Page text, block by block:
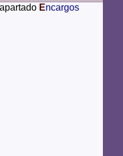
Barcelona,
Segovia, Sevilla,
Encargos